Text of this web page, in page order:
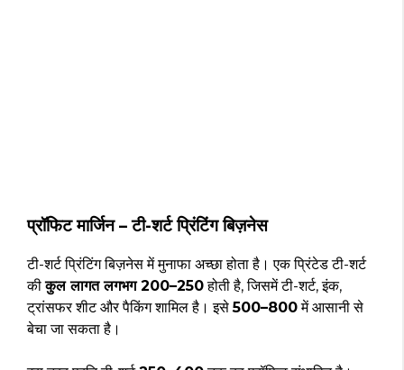
प्रॉफिट मार्जिन – टी-शर्ट प्रिंटिंग बिज़नेस
टी-शर्ट प्रिंटिंग बिज़नेस में मुनाफा अच्छा होता है। एक प्रिंटेड टी-शर्ट
कीकुल लागत लगभग ₹200–₹250होती है, जिसमें टी-शर्ट, इंक,
ट्रांसफर शीट और पैकिंग शामिल है। इसे₹500–₹800में आसानी से
बेचा जा सकता है।